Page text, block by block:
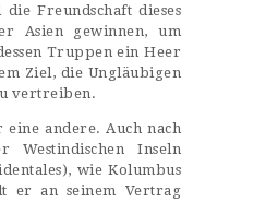
die Freundschaft dieses
Asien gewinnen, um
Truppen ein Heer
Ziel, die Ungläubigen
vertreiben.
eine andere. Auch nach
Westindischen Inseln
wie Kolumbus
er an seinem Vertrag